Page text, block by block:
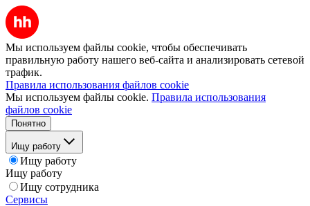
Мы используем файлы cookie, чтобы обеспечивать
правильную работу нашего веб-сайта и анализировать сетевой
трафик.
Правила использования файлов cookie
Мы используем файлы cookie. Правила использования
файлов cookie
Понятно
Ищу работу
Ищу работу
Ищу работу
Ищу сотрудника
Сервисы